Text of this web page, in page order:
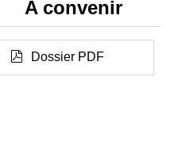
A convenir
Dossier PDF